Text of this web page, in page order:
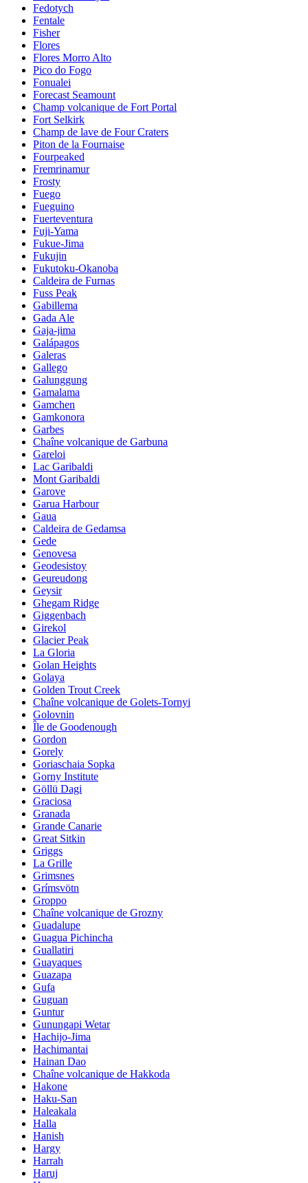
Fedotych
Fentale
Fisher
Flores
Flores Morro Alto
Pico do Fogo
Fonualei
Forecast Seamount
Champ volcanique de Fort Portal
Fort Selkirk
Champ de lave de Four Craters
Piton de la Fournaise
Fourpeaked
Fremrinamur
Frosty
Fuego
Fueguino
Fuerteventura
Fuji-Yama
Fukue-Jima
Fukujin
Fukutoku-Okanoba
Caldeira de Furnas
Fuss Peak
Gabillema
Gada Ale
Gaja-jima
Galápagos
Galeras
Gallego
Galunggung
Gamalama
Gamchen
Gamkonora
Garbes
Chaîne volcanique de Garbuna
Gareloi
Lac Garibaldi
Mont Garibaldi
Garove
Garua Harbour
Gaua
Caldeira de Gedamsa
Gede
Genovesa
Geodesistoy
Geureudong
Geysir
Ghegam Ridge
Giggenbach
Girekol
Glacier Peak
La Gloria
Golan Heights
Golaya
Golden Trout Creek
Chaîne volcanique de Golets-Tornyi
Golovnin
Île de Goodenough
Gordon
Gorely
Goriaschaia Sopka
Gorny Institute
Göllü Dagi
Graciosa
Granada
Grande Canarie
Great Sitkin
Griggs
La Grille
Grimsnes
Grímsvötn
Groppo
Chaîne volcanique de Grozny
Guadalupe
Guagua Pichincha
Guallatiri
Guayaques
Guazapa
Gufa
Guguan
Guntur
Gunungapi Wetar
Hachijo-Jima
Hachimantai
Hainan Dao
Chaîne volcanique de Hakkoda
Hakone
Haku-San
Haleakala
Halla
Hanish
Hargy
Harrah
Haruj